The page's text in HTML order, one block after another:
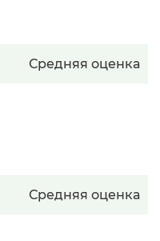
Средняя оценка
Средняя оценка